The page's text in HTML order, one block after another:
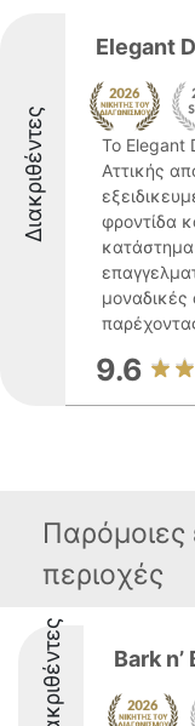
Διακριθέντες
Elegant
Το Elegant
Αττικής
φροντίδα
κατάστημα
9.6
Παρόμοιες
περιοχές
Διακριθέντες Bark